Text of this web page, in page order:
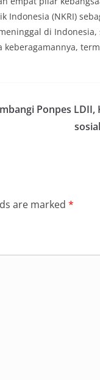
Indonesia (NKRI)
di Indonesia,
Ponpes LDII,
are marked *